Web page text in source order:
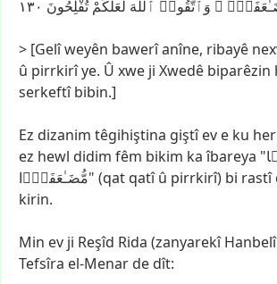
وَٱتَّقُوا۟ ٱللَّهَ لَعَلَّكُمْ تُفْلِحُونَ ١٣٠
> [Gelîweyên bawerîanîne, ribayê
û pirrkirîye. Û xwe ji Xwedê biparêzin
serkeftî bibin.]
Ez dizanim têgihiştina giştî ev e ku her
ez hewl didim fêm bikim ka îbareya
مُّضَـٰعَفَةًۭا" (qat qatî û pirrkirî) bi rastî
kirin.
Min ev ji Reşîd Rida (zanyarekî Hanbelî
Tefsîra el-Menar de dît: